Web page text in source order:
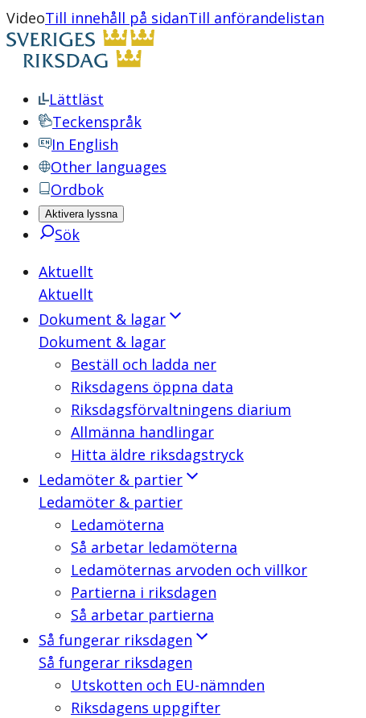
VideoTill innehåll på sidanTill anförandelistan
Lättläst
Teckenspråk
In English
Other languages
Ordbok
Aktivera lyssna
Sök
Aktuellt
Aktuellt
Dokument & lagar
Dokument & lagar
Beställ och ladda ner
Riksdagens öppna data
Riksdagsförvaltningens diarium
Allmänna handlingar
Hitta äldre riksdagstryck
Ledamöter & partier
Ledamöter & partier
Ledamöterna
Så arbetar ledamöterna
Ledamöternas arvoden och villkor
Partierna i riksdagen
Så arbetar partierna
Så fungerar riksdagen
Så fungerar riksdagen
Utskotten och EU-nämnden
Riksdagens uppgifter